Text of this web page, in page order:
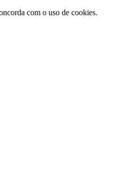
com o uso de cookies.